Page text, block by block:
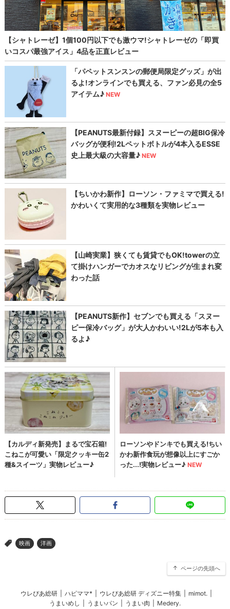
> 映画 洋画
ページの先頭へ
ウレぴあ総研 ハピママ* ウレぴあ総研 ディズニー特集 mimot.
うまいめし
うまいパン うまい肉 Medery.